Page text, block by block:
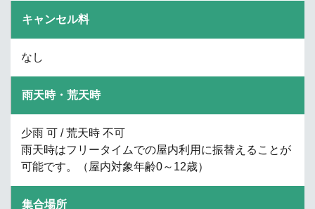
キャンセル料
なし
雨天時・荒天時
少雨 可 / 荒天時 不可
雨天時はフリータイムでの屋内利用に振替えることが
可能です。（屋内対象年齢0～12歳）
集合場所